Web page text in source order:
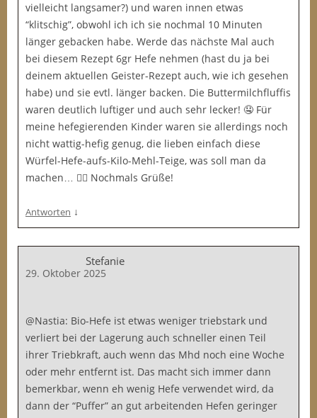
vielleicht langsamer?) und waren innen etwas
“klitschig”, obwohl ich ich sie nochmal 10 Minuten
länger gebacken habe. Werde das nächste Mal auch
bei diesem Rezept 6gr Hefe nehmen (hast du ja bei
deinem aktuellen Geister-Rezept auch, wie ich gesehen
habe) und sie evtl. länger backen. Die Buttermilchfluffis
waren deutlich luftiger und auch sehr lecker! 🤤 Für
meine hefegierenden Kinder waren sie allerdings noch
nicht wattig-hefig genug, die lieben einfach diese
Würfel-Hefe-aufs-Kilo-Mehl-Teige, was soll man da
machen… 🤷‍♀️ Nochmals Grüße!
Antworten ↓
Stefanie
29. Oktober 2025
@Nastia: Bio-Hefe ist etwas weniger triebstark und
verliert bei der Lagerung auch schneller einen Teil
ihrer Triebkraft, auch wenn das Mhd noch eine Woche
oder mehr entfernt ist. Das macht sich immer dann
bemerkbar, wenn eh wenig Hefe verwendet wird, da
dann der “Puffer” an gut arbeitenden Hefen geringer